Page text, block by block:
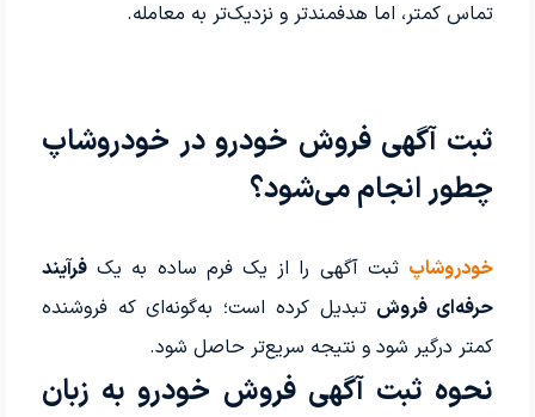
تماس کمتر، اما هدفمندتر و نزدیک‌تر به معامله.
ثبت آگهی فروش خودرو در خودروشاپ
چطور انجام می‌شود؟
خودروشاپ ثبت آگهی را از یک فرم ساده به یکفرآیند
حرفه‌ای فروش تبدیل کرده است؛ به‌گونه‌ای که فروشنده
کمتر درگیر شود و نتیجه سریع‌تر حاصل شود.
نحوه ثبت آگهی فروش خودرو به زبان